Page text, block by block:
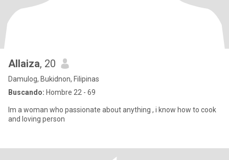
Allaiza, 20
Damulog, Bukidnon, Filipinas
Buscando: Hombre 22 - 69
Im a woman who passionate about anything , i know how to cook
and loving person